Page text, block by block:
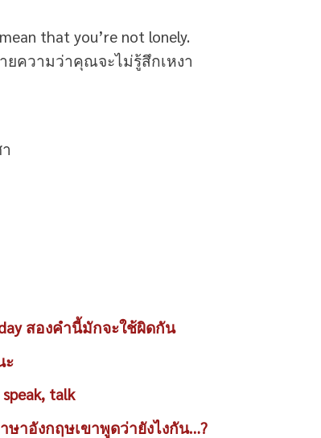
that you’re not lonely.
ยความว่าคุณจะไม่รู้สึกเหงา
สองคำนี้มักจะใช้ผิดกัน
ะ
talk
าอังกฤษเขาพูดว่ายังไงกัน…?